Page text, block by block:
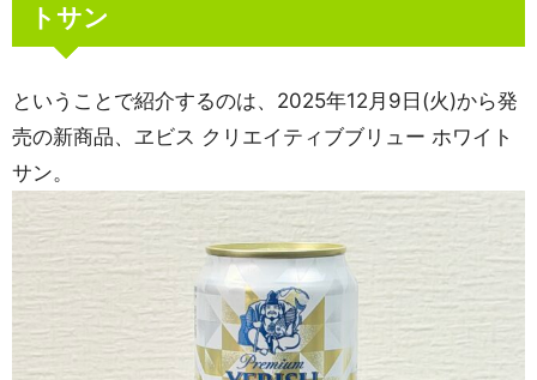
トサン
ということで紹介するのは、2025年12月9日(火)から発
売の新商品、ヱビス クリエイティブブリュー ホワイト
サン。